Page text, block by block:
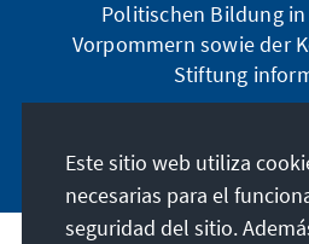
Politischen Bildung
Vorpommern sowie der
Stiftung
Este sitio web utiliza
necesarias para el
seguridad del sitio.